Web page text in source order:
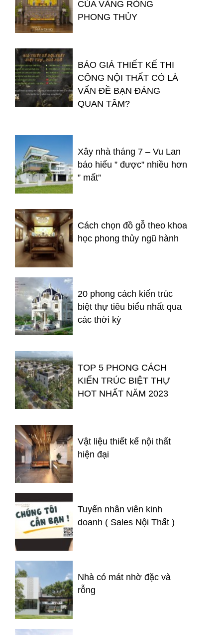
CỦA VÀNG RÒNG
PHONG THỦY
BÁO GIÁ THIẾT KẾ THI
CÔNG NỘI THẤT CÓ LÀ
VẤN ĐỀ BẠN ĐÁNG
QUAN TÂM?
Xây nhà tháng 7 – Vu Lan
báo hiếu ” được” nhiều hơn
” mất”
Cách chọn đồ gỗ theo khoa
học phong thủy ngũ hành
20 phong cách kiến trúc
biệt thự tiêu biểu nhất qua
các thời kỳ
TOP 5 PHONG CÁCH
KIẾN TRÚC BIỆT THỰ
HOT NHẤT NĂM 2023
Vật liệu thiết kế nội thất
hiện đại
Tuyển nhân viên kinh
doanh ( Sales Nội Thất )
Nhà có mát nhờ đặc và
rỗng